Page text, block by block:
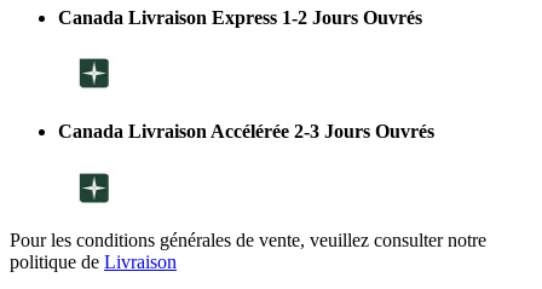
Canada Livraison Express 1-2 Jours Ouvrés
Canada Livraison Accélérée 2-3 Jours Ouvrés
Pour les conditions générales de vente, veuillez consulter notre
politique de Livraison